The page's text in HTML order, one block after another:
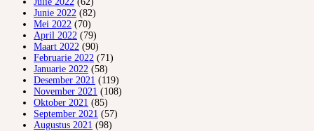
Junie 2022 (82)
Mei 2022 (70)
April 2022 (79)
Maart 2022 (90)
Februarie 2022 (71)
Januarie 2022 (58)
Desember 2021 (119)
November 2021 (108)
Oktober 2021 (85)
September 2021 (57)
Augustus 2021 (98)